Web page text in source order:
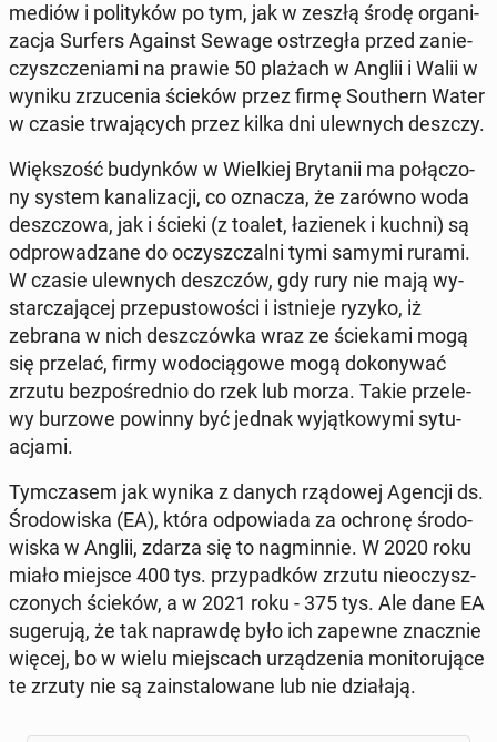
mediów i po­li­ty­ków po tym, jak w zeszłą środę or­ga­ni­
za­cja Surfers Against Sewage ostrze­gła przed za­nie­
czysz­cze­nia­mi na prawie 50 plażach w Anglii i Walii w
wyniku zrzu­ce­nia ścieków przez firmę So­uthern Water
w czasie trwa­ją­cych przez kilka dni ulew­nych deszczy.
Więk­szość bu­dyn­ków w Wiel­kiej Bry­ta­nii ma po­łą­czo­
ny system ka­na­li­za­cji, co oznacza, że zarówno woda
desz­czo­wa, jak i ścieki (z toalet, ła­zie­nek i kuchni) są
od­pro­wa­dza­ne do oczysz­czal­ni tymi samymi rurami.
W czasie ulew­nych desz­czów, gdy rury nie mają wy­
star­cza­ją­cej prze­pu­sto­wo­ści i ist­nie­je ryzyko, iż
zebrana w nich desz­czów­ka wraz ze ście­ka­mi mogą
się przelać, firmy wo­do­cią­go­we mogą do­ko­ny­wać
zrzutu bez­po­śred­nio do rzek lub morza. Takie prze­le­
wy burzowe powinny być jednak wy­jąt­ko­wy­mi sy­tu­
acja­mi.
Tym­cza­sem jak wynika z danych rzą­do­wej Agencji ds.
Śro­do­wi­ska (EA), która od­po­wia­da za ochronę śro­do­
wi­ska w Anglii, zdarza się to na­gmin­nie. W 2020 roku
miało miejsce 400 tys. przy­pad­ków zrzutu nie­oczysz­
czo­nych ścieków, a w 2021 roku - 375 tys. Ale dane EA
su­ge­ru­ją, że tak na­praw­dę było ich zapewne znacz­nie
więcej, bo w wielu miej­scach urzą­dze­nia mo­ni­to­ru­ją­ce
te zrzuty nie są za­in­sta­lo­wa­ne lub nie dzia­ła­ją.